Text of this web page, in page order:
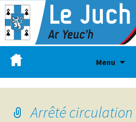
Menu
Arrêté circulation